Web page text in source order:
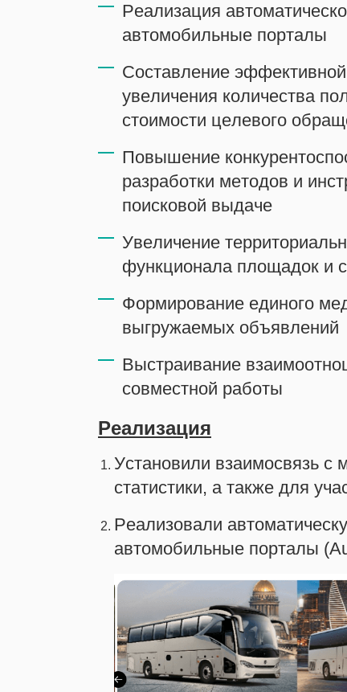
Реализация
автомобильные порталы
Составление
увеличения количества
стоимости целевого
Повышение
разработки методов и
поисковой выдаче
Увеличение
функционала площадок и
Формирование единого
выгружаемых объявлений
Выстраивание
совместной работы
Реализация
Установили взаимосвязь
статистики, а также для
Реализовали
автомобильные порталы